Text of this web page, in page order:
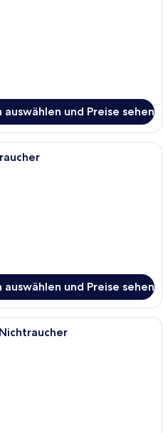
auswählen und Preise sehen
Ein Hotelzimmer mit zwei Betten,
auswählen und Preise sehen
Ein Hotelzimmer mit zwei Betten,